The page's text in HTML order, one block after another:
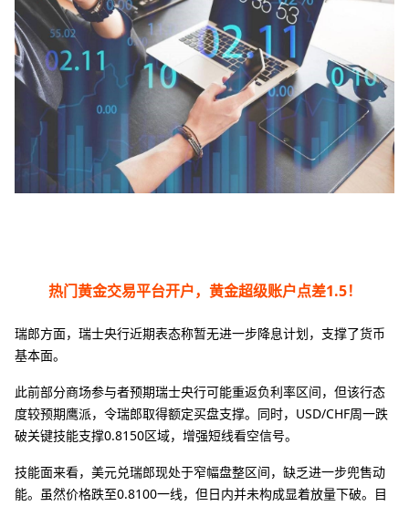
热门黄金交易平台开户，黄金超级账户点差1.5！
瑞郎方面，瑞士央行近期表态称暂无进一步降息计划，支撑了货币
基本面。
此前部分商场参与者预期瑞士央行可能重返负利率区间，但该行态
度较预期鹰派，令瑞郎取得额定买盘支撑。同时，USD/CHF周一跌
破关键技能支撑0.8150区域，增强短线看空信号。
技能面来看，美元兑瑞郎现处于窄幅盘整区间，缺乏进一步兜售动
能。虽然价格跌至0.8100一线，但日内并未构成显着放量下破。目